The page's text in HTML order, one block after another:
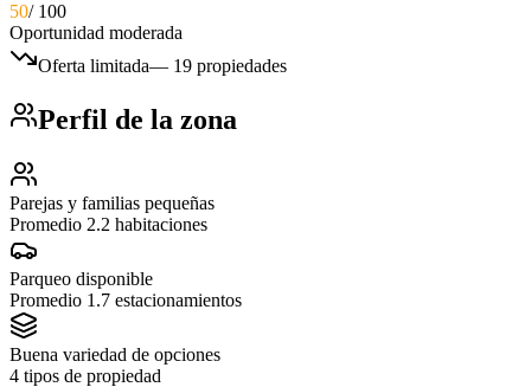
50/ 100
Oportunidad moderada
Oferta limitada— 19 propiedades
Perfil de la zona
Parejas y familias pequeñas
Promedio 2.2 habitaciones
Parqueo disponible
Promedio 1.7 estacionamientos
Buena variedad de opciones
4 tipos de propiedad